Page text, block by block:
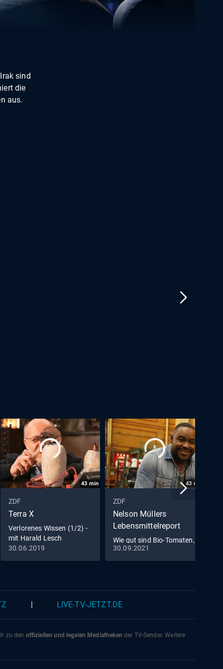
sind
die
aus.
43 min
ZDF
Terra X
Verlorenes Wissen (1/2) -
mit Harald Lesch
30.06.2019
43 min
ZDF
Nelson Müllers
Lebensmittelreport
Wie gut sind Bio-Tomaten,
Edel-Rindfleisch &
Schokolade?
30.09.2021
LIVE-TV-JETZT.DE
zu den offiziellen und legalen Mediatheken der TV-Sender. Weitere